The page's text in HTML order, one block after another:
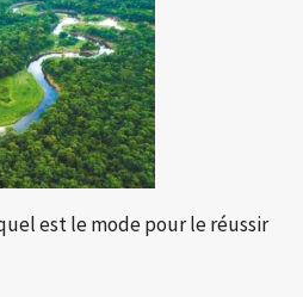
est le mode pour le réussir